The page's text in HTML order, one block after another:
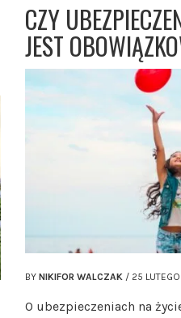
CZY
JEST
BY NIKIFOR WALCZAK / 25
O ubezpieczeniach na